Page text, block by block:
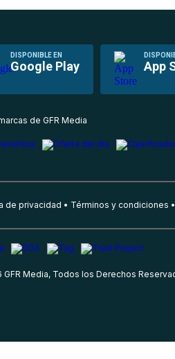
DISPONIBLE EN
Google Play App
de GFR Media
de privacidad Términos y condiciones
GFR Media, Todos los Derechos